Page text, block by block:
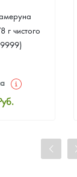
г чистого